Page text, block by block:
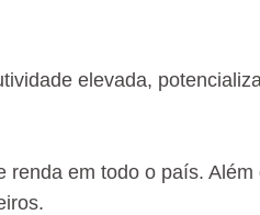
elevada,
em todo o país. Além